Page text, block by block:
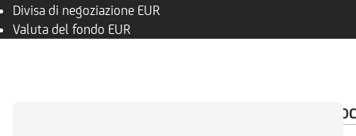
Divisa di negoziazione EUR
Valuta del fondo EUR